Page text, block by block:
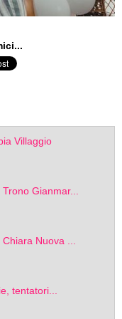
Villaggio
Gianmar...
Nuova ...
tentatori...